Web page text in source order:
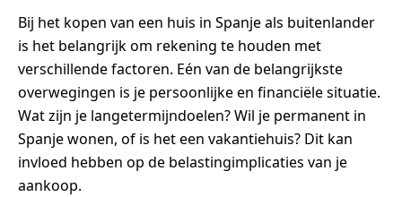
Bij het kopen van een huis in Spanje als buitenlander
is het belangrijk om rekening te houden met
verschillende factoren. Eén van de belangrijkste
overwegingen is je persoonlijke en financiële situatie.
Wat zijn je langetermijndoelen? Wil je permanent in
Spanje wonen, of is het een vakantiehuis? Dit kan
invloed hebben op de belastingimplicaties van je
aankoop.